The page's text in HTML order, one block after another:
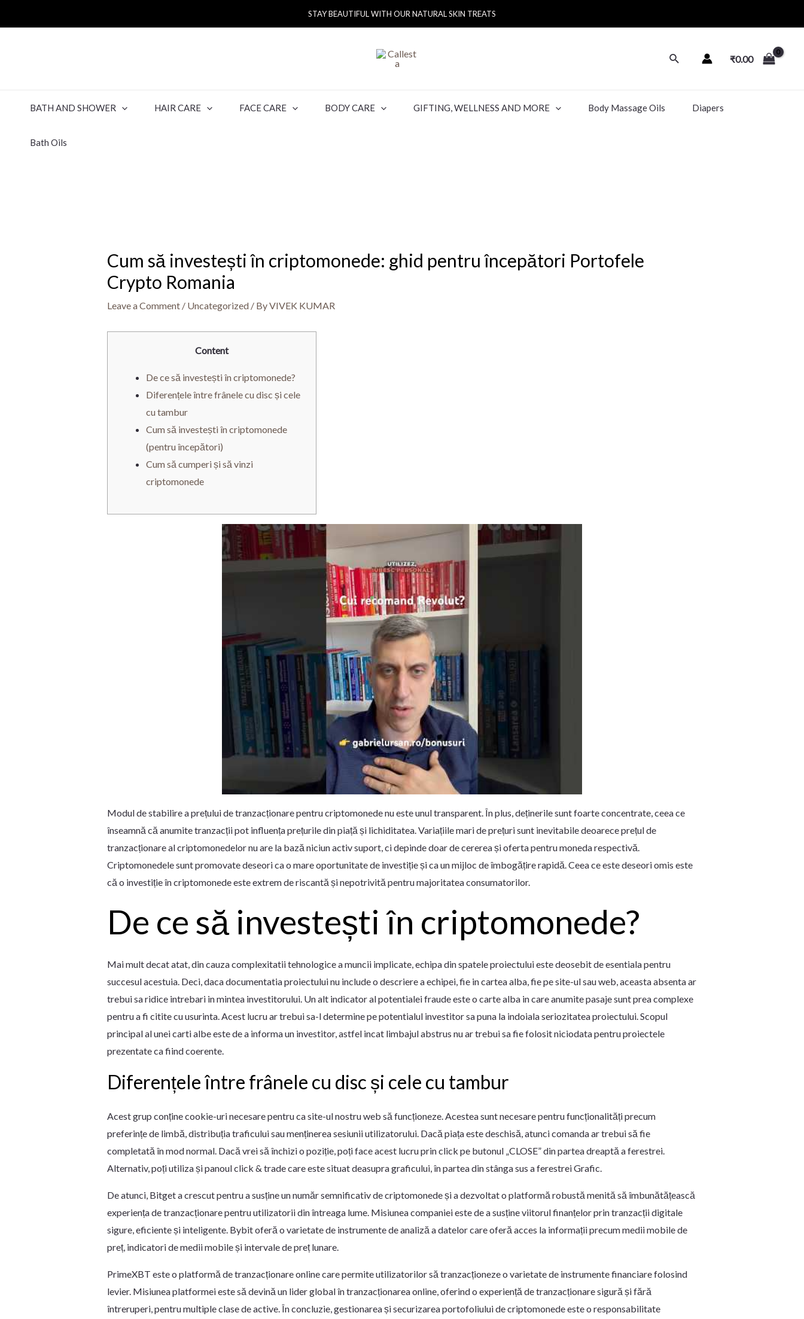
STAY BEAUTIFUL WITH OUR NATURAL SKIN TREATS
₹0.00
BATH AND SHOWER HAIR CARE FACE CARE BODY CARE GIFTING, WELLNESS AND MORE Body Massage Oils Diapers
Bath Oils
Cum să investești în criptomonede: ghid pentru începători Portofele
Crypto Romania
Leave a Comment / Uncategorized/ ByVIVEK KUMAR
Content
De ce să investești în criptomonede?
Diferențele între frânele cu disc și cele
cu tambur
Cum să investești în criptomonede
(pentru începători)
Cum să cumperi și să vinzi
criptomonede
Modul de stabilire a prețului de tranzacționare pentru criptomonede nu este unul transparent. În plus, deținerile sunt foarte concentrate, ceea ce
înseamnă că anumite tranzacții pot influența prețurile din piață și lichiditatea. Variațiile mari de prețuri sunt inevitabile deoarece prețul de
tranzacționare al criptomonedelor nu are la bază niciun activ suport, ci depinde doar de cererea și oferta pentru moneda respectivă.
Criptomonedele sunt promovate deseori ca o mare oportunitate de investiție și ca un mijloc de îmbogățire rapidă. Ceea ce este deseori omis este
că o investiție în criptomonede este extrem de riscantă și nepotrivită pentru majoritatea consumatorilor.
De ce să investești în criptomonede?
Mai mult decat atat, din cauza complexitatii tehnologice a muncii implicate, echipa din spatele proiectului este deosebit de esentiala pentru
succesul acestuia. Deci, daca documentatia proiectului nu include o descriere a echipei, fie in cartea alba, fie pe site-ul sau web, aceasta absenta ar
trebui sa ridice intrebari in mintea investitorului. Un alt indicator al potentialei fraude este o carte alba in care anumite pasaje sunt prea complexe
pentru a fi citite cu usurinta. Acest lucru ar trebui sa-l determine pe potentialul investitor sa puna la indoiala seriozitatea proiectului. Scopul
principal al unei carti albe este de a informa un investitor, astfel incat limbajul abstrus nu ar trebui sa fie folosit niciodata pentru proiectele
prezentate ca fiind coerente.
Diferențele între frânele cu disc și cele cu tambur
Acest grup conține cookie-uri necesare pentru ca site-ul nostru web să funcționeze. Acestea sunt necesare pentru funcționalități precum
preferințe de limbă, distribuția traficului sau menținerea sesiunii utilizatorului. Dacă piața este deschisă, atunci comanda ar trebui să fie
completată în mod normal. Dacă vrei să închizi o poziție, poți face acest lucru prin click pe butonul „CLOSE” din partea dreaptă a ferestrei.
Alternativ, poți utiliza și panoul click & trade care este situat deasupra graficului, în partea din stânga sus a ferestrei Grafic.
De atunci, Bitget a crescut pentru a susține un număr semnificativ de criptomonede și a dezvoltat o platformă robustă menită să îmbunătățească
experiența de tranzacționare pentru utilizatorii din întreaga lume. Misiunea companiei este de a susține viitorul finanțelor prin tranzacții digitale
sigure, eficiente și inteligente. Bybit oferă o varietate de instrumente de analiză a datelor care oferă acces la informații precum medii mobile de
preț, indicatori de medii mobile și intervale de preț lunare.
PrimeXBT este o platformă de tranzacționare online care permite utilizatorilor să tranzacționeze o varietate de instrumente financiare folosind
levier. Misiunea platformei este să devină un lider global în tranzacționarea online, oferind o experiență de tranzacționare sigură și fără
întreruperi, pentru multiple clase de active. În concluzie, gestionarea și securizarea portofoliului de criptomonede este o responsabilitate